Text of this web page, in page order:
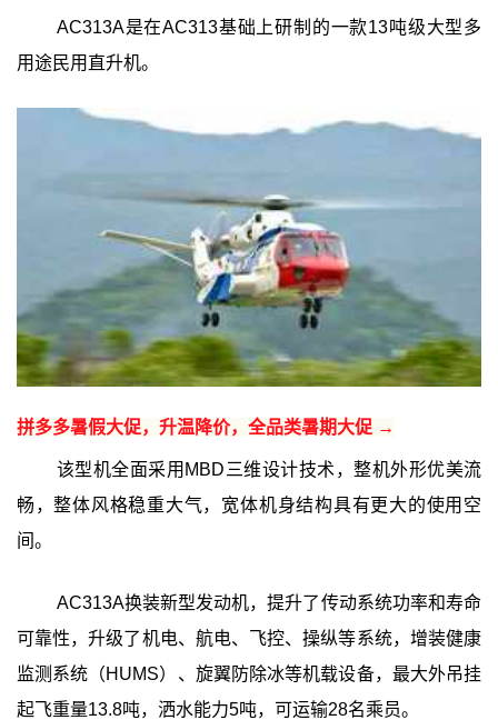
AC313A是在AC313基础上研制的一款13吨级大型多
用途民用直升机。
拼多多暑假大促，升温降价，全品类暑期大促 →
该型机全面采用MBD三维设计技术，整机外形优美流
畅，整体风格稳重大气，宽体机身结构具有更大的使用空
间。
AC313A换装新型发动机，提升了传动系统功率和寿命
可靠性，升级了机电、航电、飞控、操纵等系统，增装健康
监测系统（HUMS）、旋翼防除冰等机载设备，最大外吊挂
起飞重量13.8吨，洒水能力5吨，可运输28名乘员。